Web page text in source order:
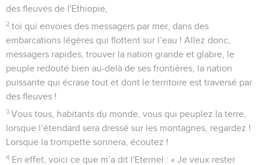
des fleuves de l'Ethiopie,
2 toi qui envoies des messagers par mer, dans des
embarcations légères qui flottent sur l’eau ! Allez donc,
messagers rapides, trouver la nation grande et glabre, le
peuple redouté bien au-delà de ses frontières, la nation
puissante qui écrase tout et dont le territoire est traversé par
des fleuves !
3 Vous tous, habitants du monde, vous qui peuplez la terre,
lorsque l’étendard sera dressé sur les montagnes, regardez !
Lorsque la trompette sonnera, écoutez !
4 En effet, voici ce que m’a dit l'Eternel : « Je veux rester